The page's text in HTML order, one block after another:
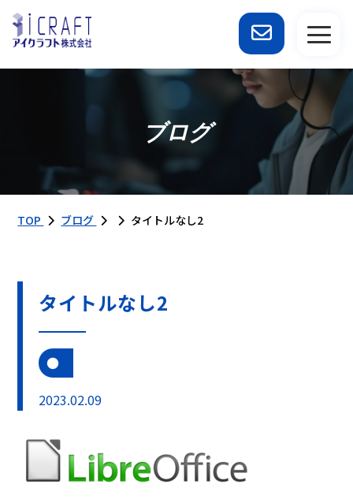
ブログ
TOP ブログ タイトルなし2
タイトルなし2
2023.02.09